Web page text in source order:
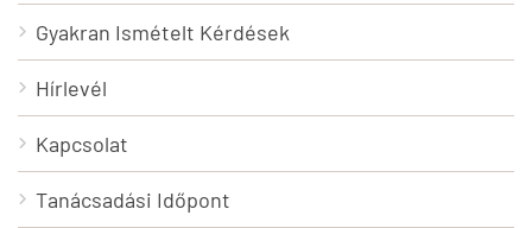
Gyakran Ismételt Kérdések
Hírlevél
Kapcsolat
Tanácsadási Időpont